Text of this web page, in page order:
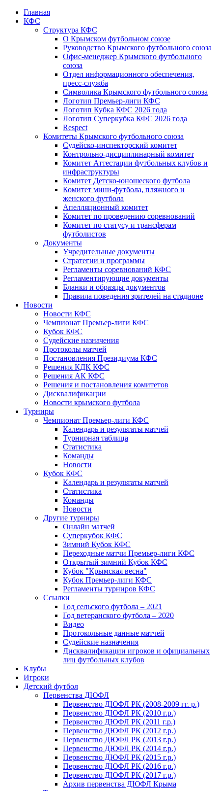
Главная
КФС
Структура КФС
О Крымском футбольном союзе
Руководство Крымского футбольного союза
Офис-менеджер Крымского футбольного
союза
Отдел информационного обеспечения,
пресс-служба
Символика Крымского футбольного союза
Логотип Премьер-лиги КФС
Логотип Кубка КФС 2026 года
Логотип Суперкубка КФС 2026 года
Respect
Комитеты Крымского футбольного союза
Судейско-инспекторский комитет
Контрольно-дисциплинарный комитет
Комитет Аттестации футбольных клубов и
инфраструктуры
Комитет Детско-юношеского футбола
Комитет мини-футбола, пляжного и
женского футбола
Апелляционный комитет
Комитет по проведению соревнований
Комитет по статусу и трансферам
футболистов
Документы
Учредительные документы
Стратегии и программы
Регламенты соревнований КФС
Регламентирующие документы
Бланки и образцы документов
Правила поведения зрителей на стадионе
Новости
Новости КФС
Чемпионат Премьер-лиги КФС
Кубок КФС
Судейские назначения
Протоколы матчей
Постановления Президиума КФС
Решения КДК КФС
Решения АК КФС
Решения и постановления комитетов
Дисквалификации
Новости крымского футбола
Турниры
Чемпионат Премьер-лиги КФС
Календарь и результаты матчей
Турнирная таблица
Статистика
Команды
Новости
Кубок КФС
Календарь и результаты матчей
Статистика
Команды
Новости
Другие турниры
Онлайн матчей
Суперкубок КФС
Зимний Кубок КФС
Переходные матчи Премьер-лиги КФС
Открытый зимний Кубок КФС
Кубок "Крымская весна"
Кубок Премьер-лиги КФС
Регламенты турниров КФС
Ссылки
Год сельского футбола – 2021
Год ветеранского футбола – 2020
Видео
Протокольные данные матчей
Судейские назначения
Дисквалификации игроков и официальных
лиц футбольных клубов
Клубы
Игроки
Детский футбол
Первенства ДЮФЛ
Первенство ДЮФЛ РК (2008-2009 гг. р.)
Первенство ДЮФЛ РК (2010 г.р.)
Первенство ДЮФЛ РК (2011 г.р.)
Первенство ДЮФЛ РК (2012 г.р.)
Первенство ДЮФЛ РК (2013 г.р.)
Первенство ДЮФЛ РК (2014 г.р.)
Первенство ДЮФЛ РК (2015 г.р.)
Первенство ДЮФЛ РК (2016 г.р.)
Первенство ДЮФЛ РК (2017 г.р.)
Архив первенства ДЮФЛ Крыма